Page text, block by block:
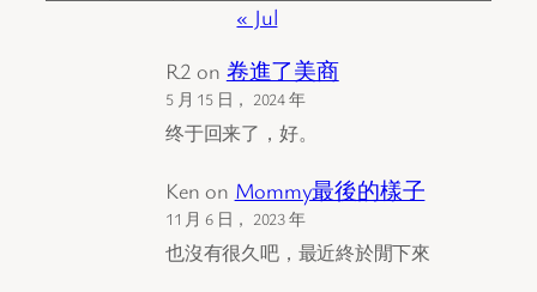
« Jul
R2 on 卷進了美商
5 月 15 日， 2024 年
终于回来了，好。
Ken on Mommy最後的樣子
11 月 6 日， 2023 年
也沒有很久吧，最近終於閒下來